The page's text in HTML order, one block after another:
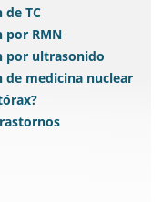
TC
por RMN
por ultrasonido
de medicina nuclear